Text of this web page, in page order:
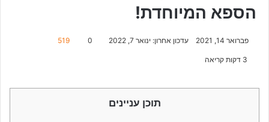
הספא המיוחדת!
פברואר 14, 2021 עדכון אחרון: ינואר 7, 2022 0
519
תוכן עניינים